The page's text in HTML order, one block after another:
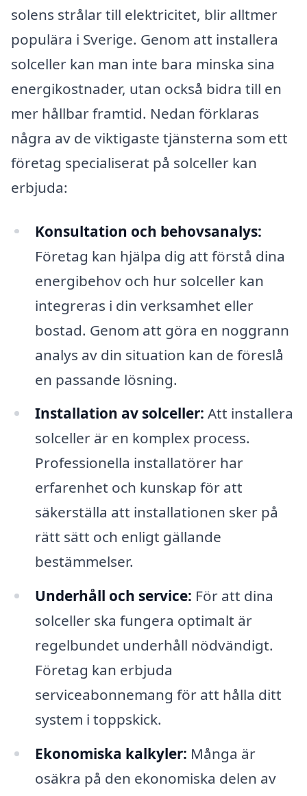
solens strålar till elektricitet, blir alltmer
populära i Sverige. Genom att installera
solceller kan man inte bara minska sina
energikostnader, utan också bidra till en
mer hållbar framtid. Nedan förklaras
några av de viktigaste tjänsterna som ett
företag specialiserat på solceller kan
erbjuda:
Konsultation och behovsanalys:
Företag kan hjälpa dig att förstå dina
energibehov och hur solceller kan
integreras i din verksamhet eller
bostad. Genom att göra en noggrann
analys av din situation kan de föreslå
en passande lösning.
Installation av solceller: Att installera
solceller är en komplex process.
Professionella installatörer har
erfarenhet och kunskap för att
säkerställa att installationen sker på
rätt sätt och enligt gällande
bestämmelser.
Underhåll och service: För att dina
solceller ska fungera optimalt är
regelbundet underhåll nödvändigt.
Företag kan erbjuda
serviceabonnemang för att hålla ditt
system i toppskick.
Ekonomiska kalkyler: Många är
osäkra på den ekonomiska delen av